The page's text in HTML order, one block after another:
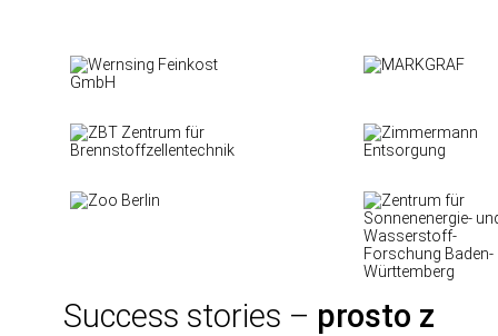
Success stories – prosto z